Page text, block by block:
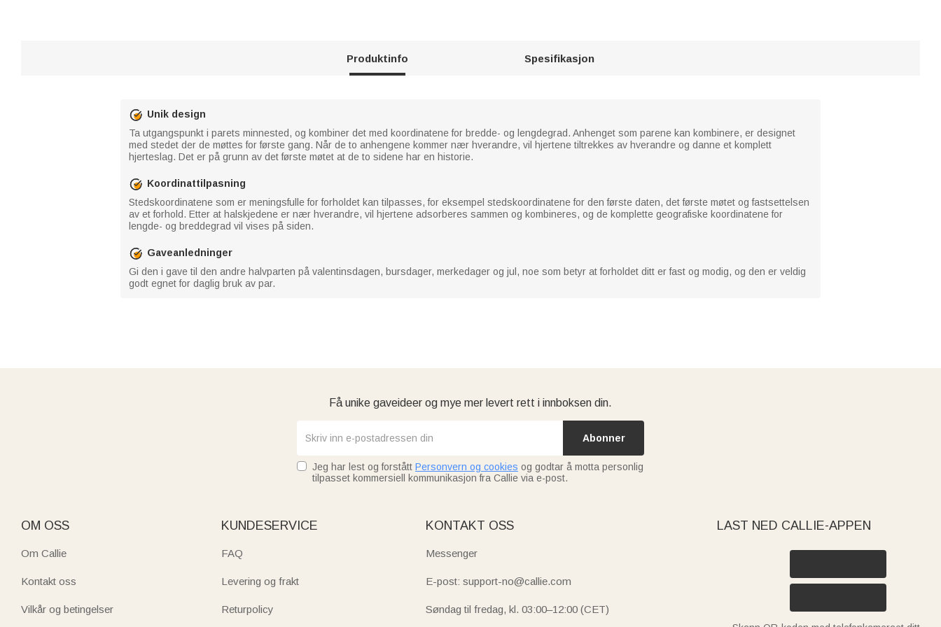
Produktinfo Spesifikasjon
Unik design
Ta utgangspunkt i parets minnested, og kombiner det med koordinatene for bredde- og lengdegrad. Anhenget som parene kan kombinere, er designet
med stedet der de møttes for første gang. Når de to anhengene kommer nær hverandre, vil hjertene tiltrekkes av hverandre og danne et komplett
hjerteslag. Det er på grunn av det første møtet at de to sidene har en historie.
Koordinattilpasning
Stedskoordinatene som er meningsfulle for forholdet kan tilpasses, for eksempel stedskoordinatene for den første daten, det første møtet og fastsettelsen
av et forhold. Etter at halskjedene er nær hverandre, vil hjertene adsorberes sammen og kombineres, og de komplette geografiske koordinatene for
lengde- og breddegrad vil vises på siden.
Gaveanledninger
Gi den i gave til den andre halvparten på valentinsdagen, bursdager, merkedager og jul, noe som betyr at forholdet ditt er fast og modig, og den er veldig
godt egnet for daglig bruk av par.
Få unike gaveideer og mye mer levert rett i innboksen din.
Abonner
Jeg har lest og forstått Personvern og cookies og godtar å motta personlig
tilpasset kommersiell kommunikasjon fra Callie via e-post.
OM OSS
Om Callie
Kontakt oss
Vilkår og betingelser
KUNDESERVICE
FAQ
Levering og frakt
Returpolicy
KONTAKT OSS
Messenger
E-post: support-no@callie.com
Søndag til fredag, kl. 03:00–12:00 (CET)
LAST NED CALLIE-APPEN